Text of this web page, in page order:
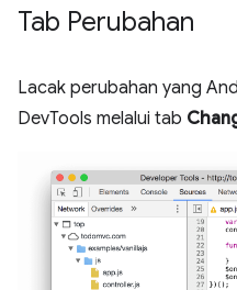
Tab Perubahan
Lacak perubahan yang
DevTools melalui tab